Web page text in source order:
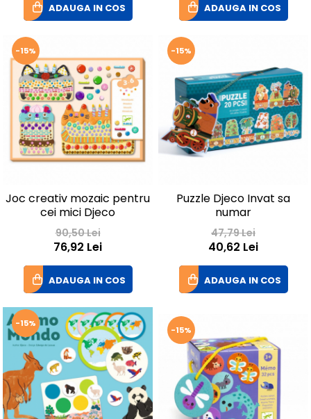
ADAUGA IN COS ADAUGA IN COS
-15%
Joc creativ mozaic pentru
cei mici Djeco
90,50 Lei
76,92 Lei
ADAUGA IN COS
-15%
Puzzle Djeco Invat sa
numar
47,79 Lei
40,62 Lei
ADAUGA IN COS
-15%
-15%